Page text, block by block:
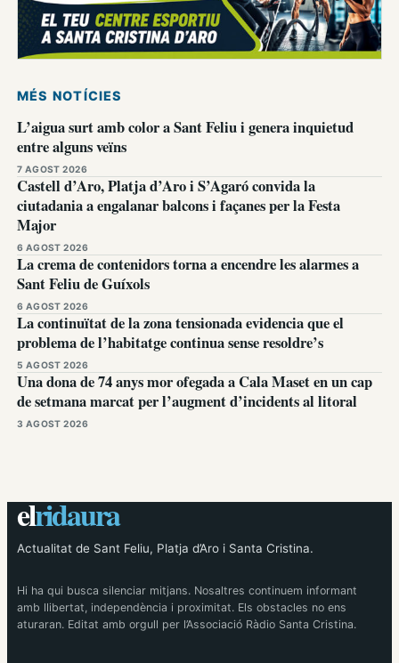
MÉS NOTÍCIES
L’aigua surt amb color a Sant Feliu i genera inquietud
entre alguns veïns
7 AGOST 2026
Castell d’Aro, Platja d’Aro i S’Agaró convida la
ciutadania a engalanar balcons i façanes per la Festa
Major
6 AGOST 2026
La crema de contenidors torna a encendre les alarmes a
Sant Feliu de Guíxols
6 AGOST 2026
La continuïtat de la zona tensionada evidencia que el
problema de l’habitatge continua sense resoldre’s
5 AGOST 2026
Una dona de 74 anys mor ofegada a Cala Maset en un cap
de setmana marcat per l’augment d’incidents al litoral
3 AGOST 2026
elridaura
Actualitat de Sant Feliu, Platja d’Aro i Santa Cristina.
Hi ha qui busca silenciar mitjans. Nosaltres continuem informant
amb llibertat, independència i proximitat. Els obstacles no ens
aturaran. Editat amb orgull per l’Associació Ràdio Santa Cristina.